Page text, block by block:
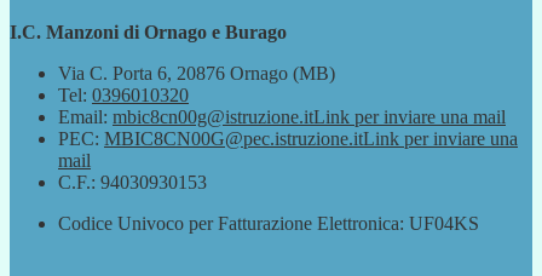
I.C. Manzoni di Ornago e Burago
Via C. Porta 6, 20876 Ornago (MB)
Tel: 0396010320
Email: mbic8cn00g@istruzione.itLink per inviare una mail
PEC: MBIC8CN00G@pec.istruzione.itLink per inviare una
mail
C.F.: 94030930153
Codice Univoco per Fatturazione Elettronica: UF04KS